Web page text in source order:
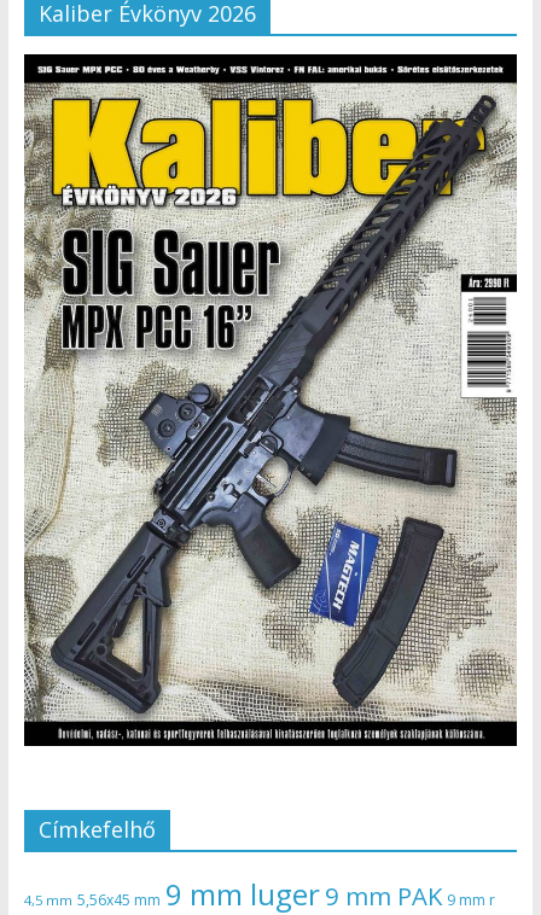
Kaliber Évkönyv 2026
Címkefelhő
4,5 mm 5,56x45 mm 9 mm luger9 mm PAK 9 mm r